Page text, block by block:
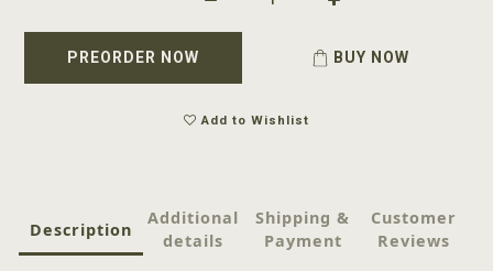
PREORDER NOW BUY NOW
Add to Wishlist
Description
Additional
details
Shipping &
Payment
Customer
Reviews